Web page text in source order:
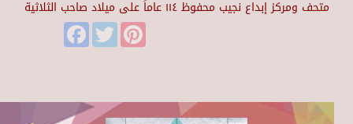
متحف ومركز إبداع نجيب محفوظ ١١٤ عاماً على ميلاد صاحب الثلاثية
FacebookTwitter